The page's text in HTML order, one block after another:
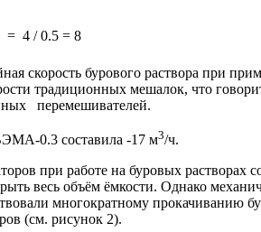
= 4 / 0.5 = 8
бурового раствора при
традиционных мешалок, что
перемешивателей.
0.3 составила -17 м3/ч.
при работе на буровых растворах
весь объём ёмкости. Однако
многократному прокачиванию
(см. рисунок 2).